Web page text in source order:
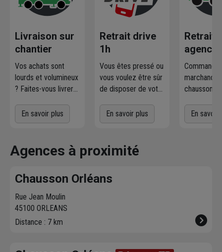
Livraison sur
chantier
Vos achats sont
lourds et volumineux
? Faites-vous livrer
voulez! L'agence
Chausson qui
vous contacte pour
fixer le meilleur
livraison. Bonus :
Nous livrons jusqu'au
7ème étage.
En savoir plus
Retrait drive
1h
Vous êtes pressé ou
vous voulez être sûr
de disposer de votre
Commandez
directement les
dans votre agence
sur chausson.fr.
heure plus tard.
En savoir plus
Retrait
agence
l'agence
En savoir
Agences à proximité
Chausson Orléans
Rue Jean Moulin
45100 ORLEANS
Distance : 7 km